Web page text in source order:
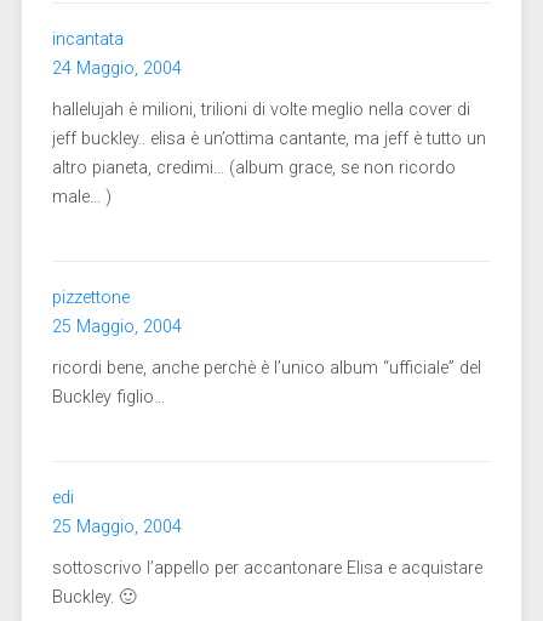
incantata
24 Maggio, 2004
hallelujah è milioni, trilioni di volte meglio nella cover di
jeff buckley.. elisa è un’ottima cantante, ma jeff è tutto un
altro pianeta, credimi… (album grace, se non ricordo
male… )
pizzettone
25 Maggio, 2004
ricordi bene, anche perchè è l’unico album “ufficiale” del
Buckley figlio…
edi
25 Maggio, 2004
sottoscrivo l’appello per accantonare Elisa e acquistare
Buckley. 🙂